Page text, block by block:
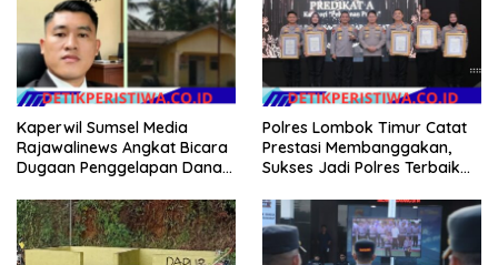
Kaperwil Sumsel Media
Rajawalinews Angkat Bicara
Dugaan Penggelapan Dana
Argomulyo Belitang Jaya
Hilang 3 Bulan Bawa
Anggaran Pembangunan
Polres Lombok Timur Catat
Prestasi Membanggakan,
Sukses Jadi Polres Terbaik
NTB